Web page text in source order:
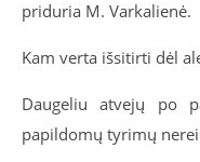
priduria M. Varkalienė.
Kam verta išsitirti dėl
Daugeliu atvejų po
papildomų tyrimų